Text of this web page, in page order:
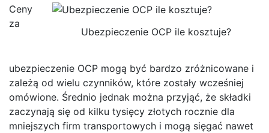
Ubezpieczenie OCP ile kosztuje?
Ceny
za
ubezpieczenie OCP mogą być bardzo zróżnicowane i
zależą od wielu czynników, które zostały wcześniej
omówione. Średnio jednak można przyjąć, że składki
zaczynają się od kilku tysięcy złotych rocznie dla
mniejszych firm transportowych i mogą sięgać nawet